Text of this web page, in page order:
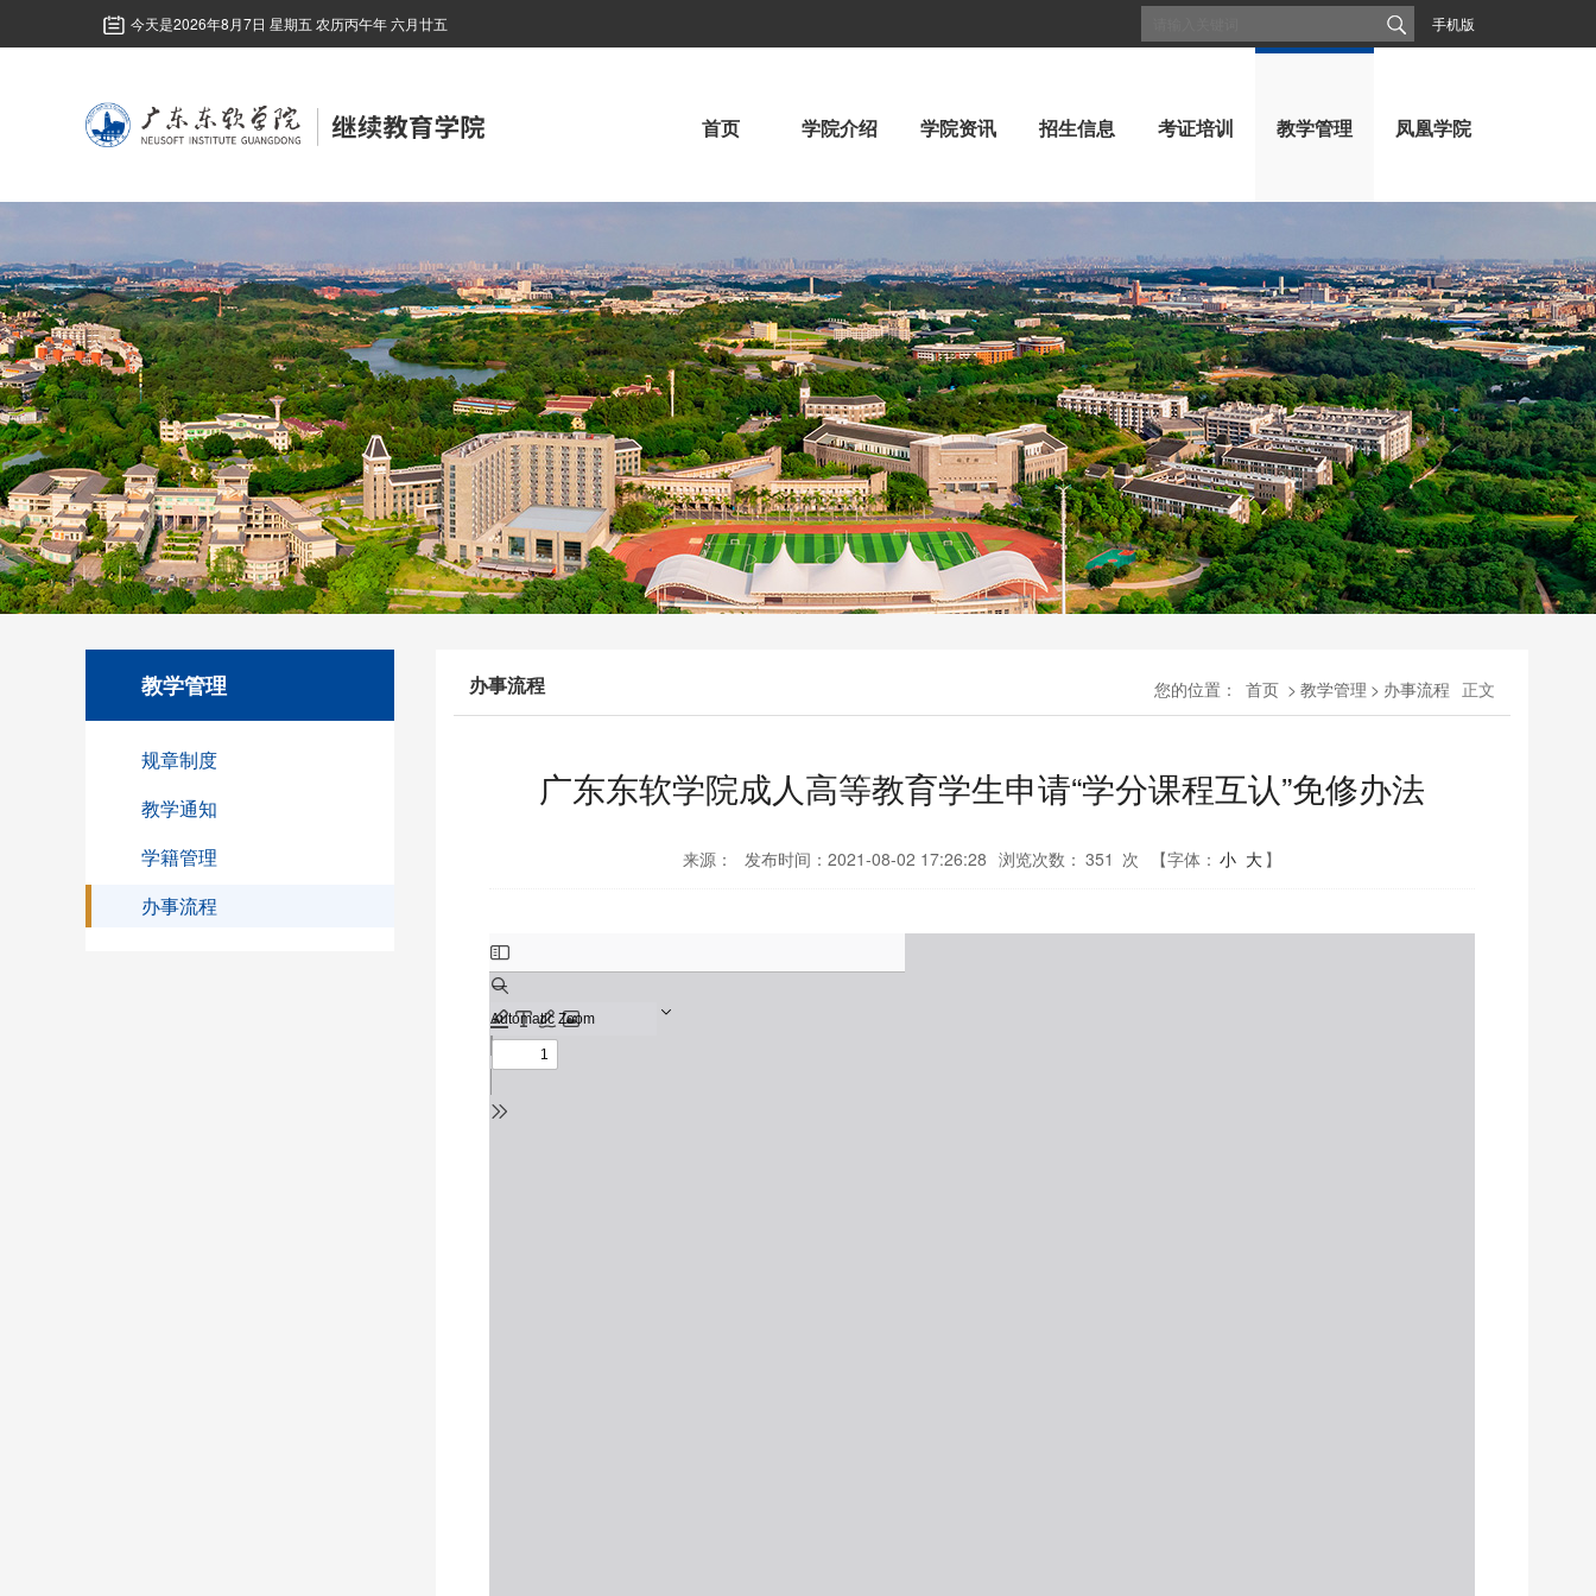
手机版
今天是2026年8月7日 星期五 农历丙午年 六月廿五
首页 学院介绍 学院资讯 招生信息 考证培训 教学管理 凤凰学院
教学管理
规章制度
教学通知
学籍管理
办事流程
您的位置： 首页 > 教学管理 > 办事流程 正文
办事流程
广东东软学院成人高等教育学生申请“学分课程互认”免修办法
来源： 发布时间：2021-08-02 17:26:28 浏览次数： 351 次 【字体： 小 大 】